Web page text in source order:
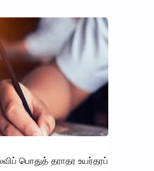
பொதுத் தராதர உயர்தரப்